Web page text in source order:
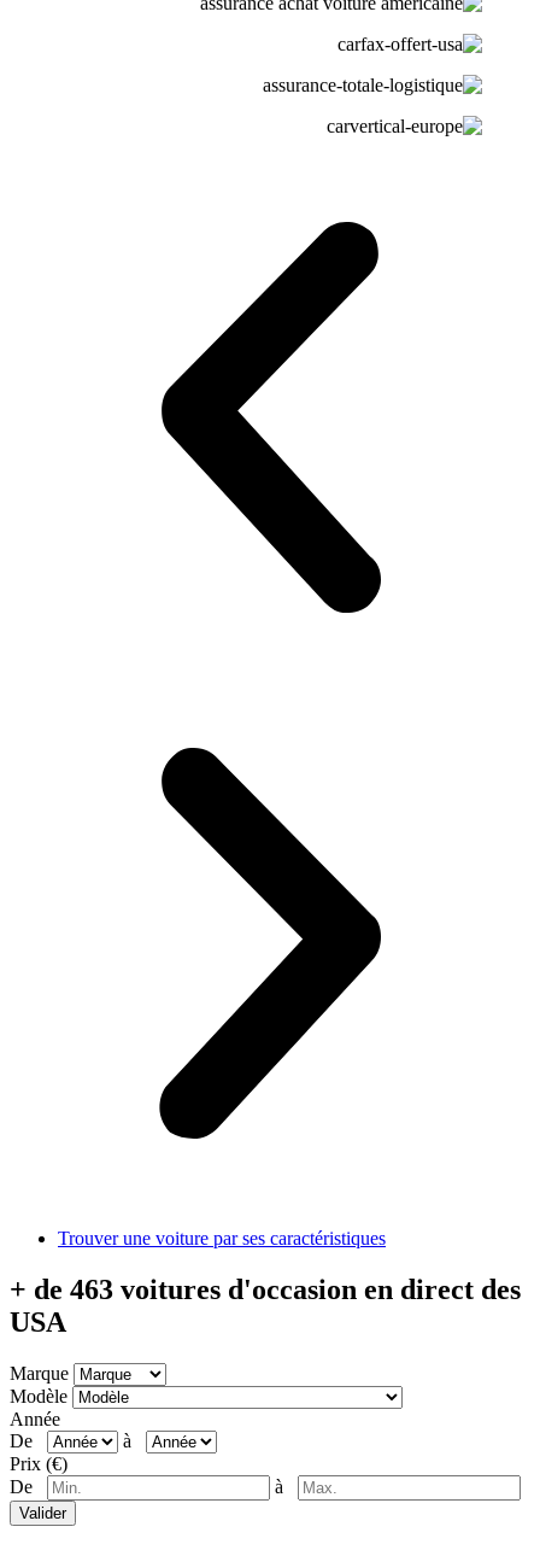
Trouver une voiture par ses caractéristiques
+ de 463 voitures d'occasion en direct des
USA
Marque
Modèle
Année
De
à
Prix (€)
De
à
Valider